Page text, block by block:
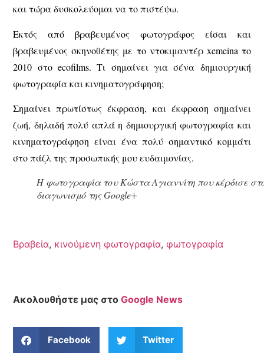
και τώρα δυσκολεύομαι να το πιστέψω.
Εκτός από βραβευμένος φωτογράφος είσαι και
βραβευμένος σκηνοθέτης με το ντοκιμαντέρ xemeina το
2010 στο ecofilms. Τι σημαίνει για σένα δημιουργική
φωτογραφία και κινηματογράφηση;
Σημαίνει πρωτίστως έκφραση, και έκφραση σημαίνει
ζωή, δηλαδή πολύ απλά η δημιουργική φωτογραφία και
κινηματογράφηση είναι ένα πολύ σημαντικό κομμάτι
στο πάζλ της προσωπικής μου ευδαιμονίας.
Η φωτογραφία του Κώστα Αγιαννίτη που κέρδισε
διαγωνισμό της Google+
Βραβεία, κινούμενη φωτογραφία,φωτογραφία
Ακολουθήστε μας στοGoogle News
Facebook Twitter